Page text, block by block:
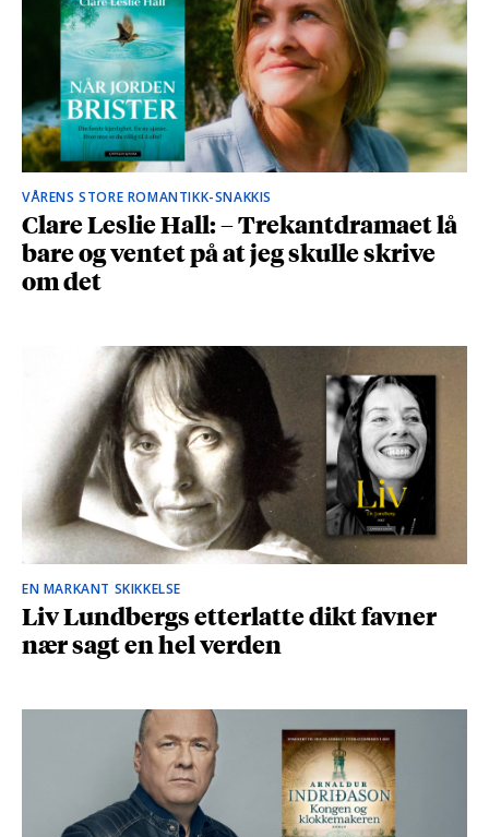
VÅRENS STORE ROMANTIKK-SNAKKIS
Clare Leslie Hall: – Trekantdramaet lå
bare og ventet på at jeg skulle skrive
om det
EN MARKANT SKIKKELSE
Liv Lundbergs etterlatte dikt favner
nær sagt en hel verden